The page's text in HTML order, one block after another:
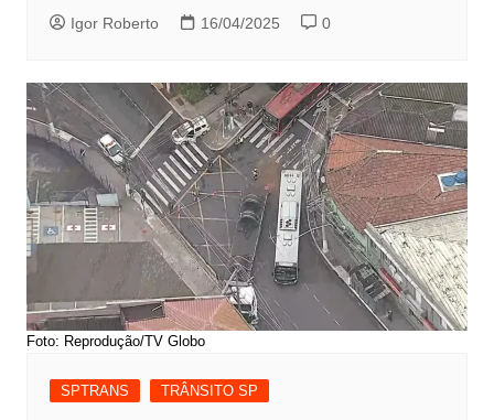
Igor Roberto 16/04/2025 0
Foto: Reprodução/TV Globo
SPTRANS TRÂNSITO SP